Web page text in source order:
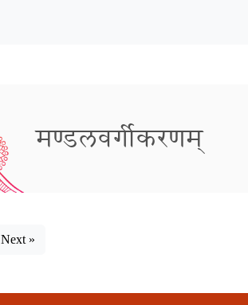
मण्डलवर्गीकरणम्
Next »